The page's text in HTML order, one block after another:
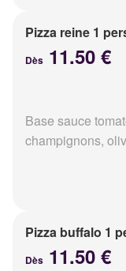
Pizza reine 1
Dès 11.50 €
Base sauce
champignons,
Pizza buffalo 1
Dès 11.50 €